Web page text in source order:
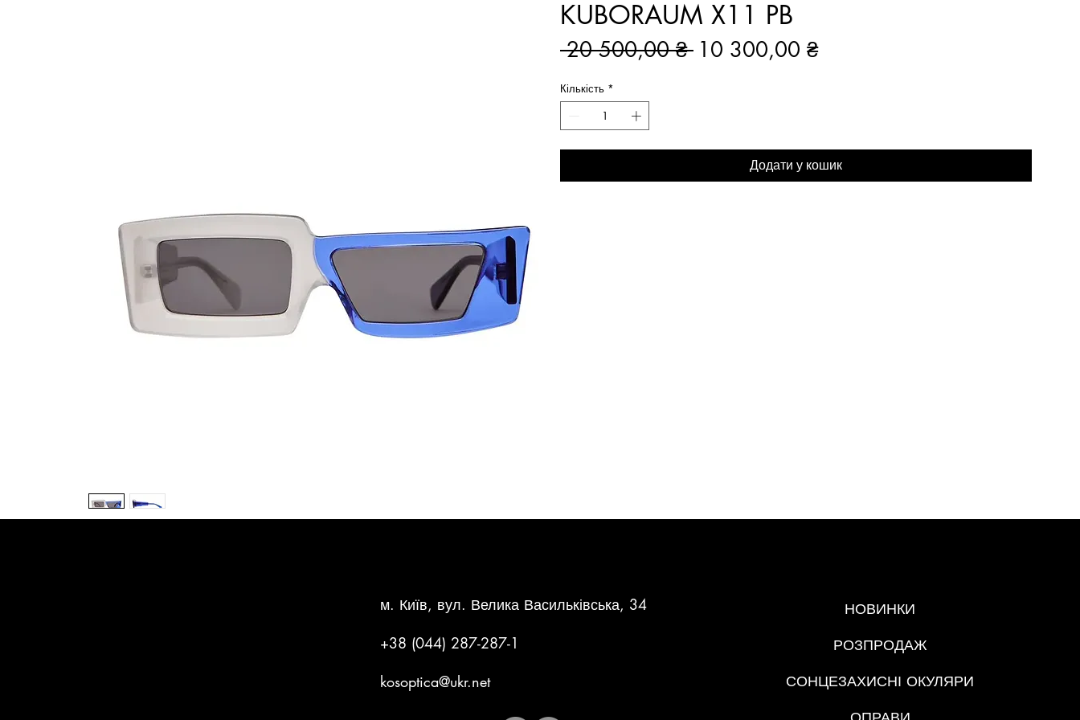
KUBORAUM X11 PB
20 500,00 ₴ Звичайна
10 300,00 ₴За
Кількість *
Додати у кошик
м. Київ, вул. Велика Васильківська, 34
+38 (044) 287-287-1
kosoptica@ukr.net
НОВИНКИ
РОЗПРОДАЖ
СОНЦЕЗАХИСНІ ОКУЛЯРИ